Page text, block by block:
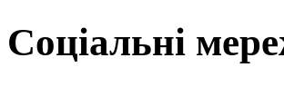
Соціальні